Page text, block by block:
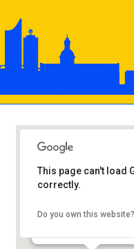
Galerie für
Karl-Tauchnitz-Straße 9-11
04107 Leipzig
This page can't load
correctly.
Do you own this website?